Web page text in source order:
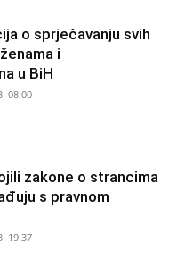
o sprječavanju svih
i
u BiH
08:00
zakone o strancima
s pravnom
19:37